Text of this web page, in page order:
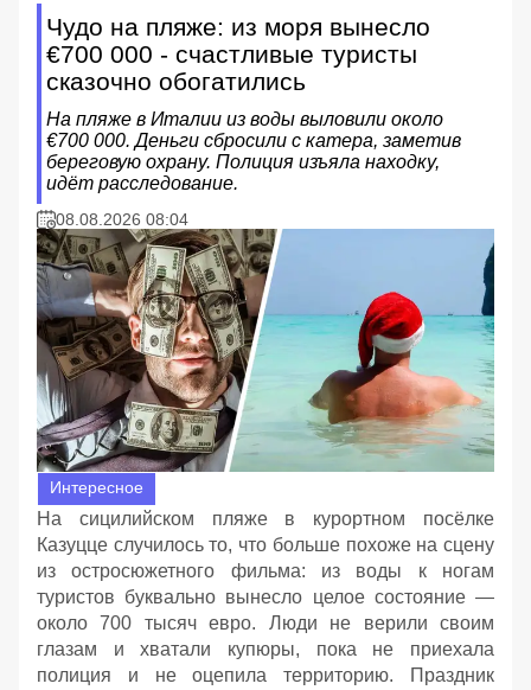
Чудо на пляже: из моря вынесло
€700 000 - счастливые туристы
сказочно обогатились
На пляже в Италии из воды выловили около
€700 000. Деньги сбросили с катера, заметив
береговую охрану. Полиция изъяла находку,
идёт расследование.
08.08.2026 08:04
Интересное
На сицилийском пляже в курортном посёлке
Казуцце случилось то, что больше похоже на сцену
из остросюжетного фильма: из воды к ногам
туристов буквально вынесло целое состояние —
около 700 тысяч евро. Люди не верили своим
глазам и хватали купюры, пока не приехала
полиция и не оцепила территорию. Праздник